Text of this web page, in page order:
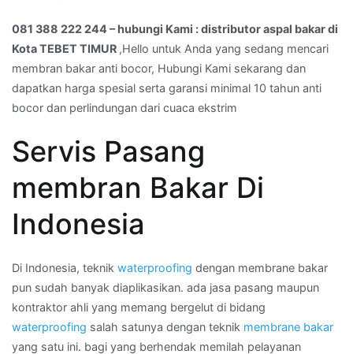
222
244
–
hubungi
Kami
distributor
bakar
Kota
TIMUR
081 388 222 244 – hubungi Kami : distributor aspal bakar di
Kota TEBET TIMUR ,Hello untuk Anda yang sedang mencari
membran bakar anti bocor, Hubungi Kami sekarang dan
dapatkan harga spesial serta garansi minimal 10 tahun anti
bocor dan perlindungan dari cuaca ekstrim
Servis Pasang
membran Bakar Di
Indonesia
Di Indonesia, teknik waterproofing dengan membrane bakar
pun sudah banyak diaplikasikan. ada jasa pasang maupun
kontraktor ahli yang memang bergelut di bidang
waterproofing salah satunya dengan teknik membrane bakar
yang satu ini. bagi yang berhendak memilah pelayanan